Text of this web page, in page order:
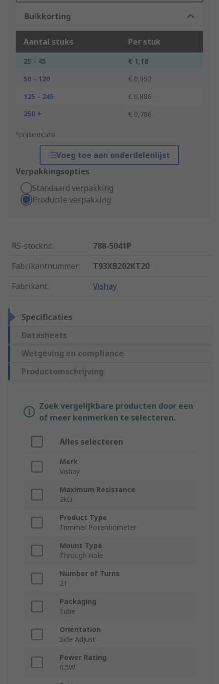
Bulkkorting
Aantal stuks Per stuk
25 - 45
€ 1,18
50 - 120
€ 0,952
125 - 245
€ 0,886
250 +
€ 0,786
*prijsindicatie
Voeg toe aan onderdelenlijst
Verpakkingsopties
Standaard verpakking
Productie verpakking
RS-stocknr.:
788-5041P
Fabrikantnummer:
T93XB202KT20
Fabrikant: Vishay
Specificaties
Datasheets
Wetgeving en compliance
Productomschrijving
Zoek vergelijkbare producten door een
of meer kenmerken te selecteren.
Alles selecteren
Merk
Vishay
Maximum Resistance
2kΩ
Product Type
Trimmer Potentiometer
Mount Type
Through Hole
Number of Turns
21
Packaging
Tube
Orientation
Side Adjust
Power Rating
0.5W